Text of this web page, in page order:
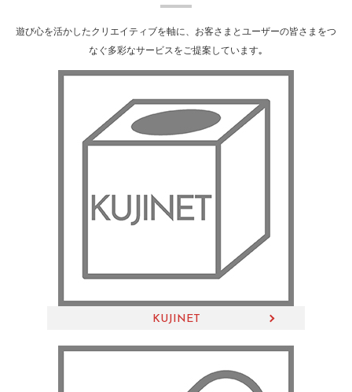
遊び心を活かしたクリエイティブを軸に、お客さまとユーザーの皆さまをつ
なぐ多彩なサービスをご提案しています｡
KUJINET